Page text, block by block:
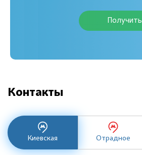
Получить
Контакты
Киевская Отрадное